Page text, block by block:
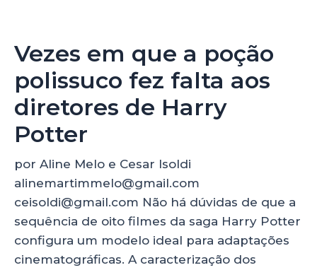
Vezes em que a poção
polissuco fez falta aos
diretores de Harry
Potter
por Aline Melo e Cesar Isoldi
alinemartimmelo@gmail.com
ceisoldi@gmail.com Não há dúvidas de que a
sequência de oito filmes da saga Harry Potter
configura um modelo ideal para adaptações
cinematográficas. A caracterização dos